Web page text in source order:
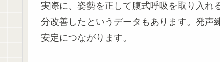
実際に、姿勢を正して腹式呼吸を取り入れ
分改善したというデータもあります。発声
安定につながります。